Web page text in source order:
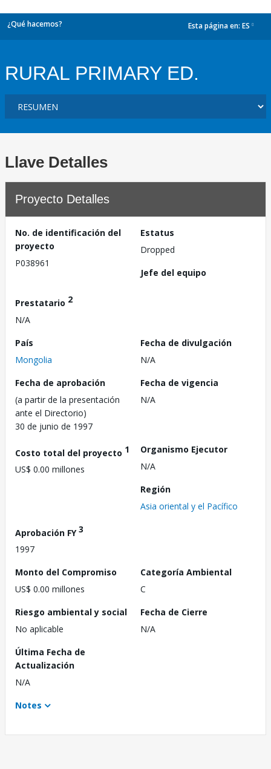
¿Qué hacemos? Esta página en: ES
RURAL PRIMARY ED.
Llave Detalles
Proyecto Detalles
No. de identificación del
proyecto
P038961
Estatus
Dropped
Jefe del equipo
Prestatario 2
N/A
País
Mongolia
Fecha de divulgación
N/A
Fecha de aprobación
(a partir de la presentación
ante el Directorio)
30 de junio de 1997
Fecha de vigencia
N/A
Costo total del proyecto 1
US$ 0.00 millones
Organismo Ejecutor
N/A
Región
Asia oriental y el Pacífico
Aprobación FY3
1997
Monto del Compromiso
US$ 0.00 millones
Categoría Ambiental
C
Riesgo ambiental y social
No aplicable
Fecha de Cierre
N/A
Última Fecha de
Actualización
N/A
Notes